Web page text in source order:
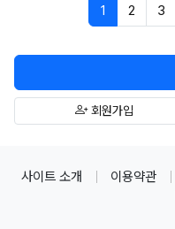
1 페이지 현재
2 3
회원가입
사이트 소개 이용약관